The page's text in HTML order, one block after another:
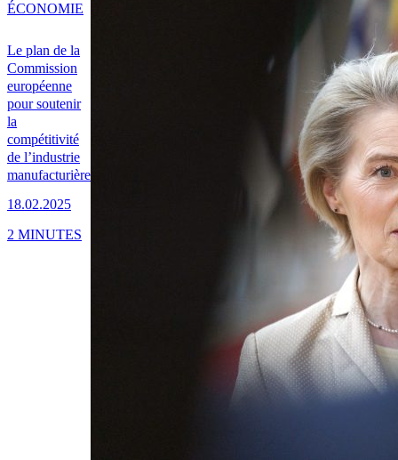
Le plan de la
Commission
européenne
pour soutenir
la
compétitivité
de l’industrie
manufacturière
18.02.2025
ÉCONOMIE
2 MINUTES